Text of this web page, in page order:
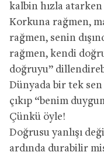
kalbin hızla
Korkuna rağmen,
rağmen, senin
rağmen, kendi
doğruyu”
Dünyada bir tek
çıkıp “benim
Çünkü öyle!
Doğrusu yanlışı
ardında durabilir